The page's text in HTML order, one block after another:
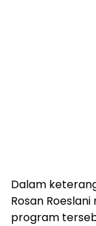
Dalam
Rosan
program